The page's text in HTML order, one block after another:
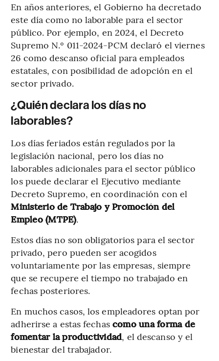
En años anteriores, el Gobierno ha decretado
este día como no laborable para el sector
público. Por ejemplo, en 2024, el Decreto
Supremo N.º 011-2024-PCM declaró el viernes
26 como descanso oficial para empleados
estatales, con posibilidad de adopción en el
sector privado.
¿Quién declara los días no
laborables?
Los días feriados están regulados por la
legislación nacional, pero los días no
laborables adicionales para el sector público
los puede declarar el Ejecutivo mediante
Decreto Supremo, en coordinación con el
Ministerio de Trabajo y Promoción del
Empleo (MTPE).
Estos días no son obligatorios para el sector
privado, pero pueden ser acogidos
voluntariamente por las empresas, siempre
que se recupere el tiempo no trabajado en
fechas posteriores.
En muchos casos, los empleadores optan por
adherirse a estas fechas como una forma de
fomentar la productividad, el descanso y el
bienestar del trabajador.